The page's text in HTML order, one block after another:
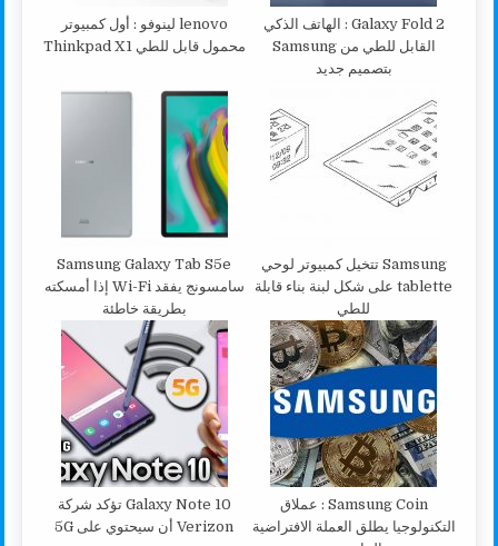
Galaxy Fold 2 : الهاتف الذكي
القابل للطي من Samsung
بتصميم جديد
lenovo لينوفو : أول كمبيوتر
محمول قابل للطي Thinkpad X1
Samsung تتخيل كمبيوتر لوحي
tablette على شكل لبنة بناء قابلة
للطي
Samsung Galaxy Tab S5e
سامسونج يفقد Wi-Fi إذا أمسكته
بطريقة خاطئة
Samsung Coin : عملاق
التكنولوجيا يطلق العملة الافتراضية
Galaxy Note 10 تؤكد شركة
Verizon أن سيحتوي على 5G